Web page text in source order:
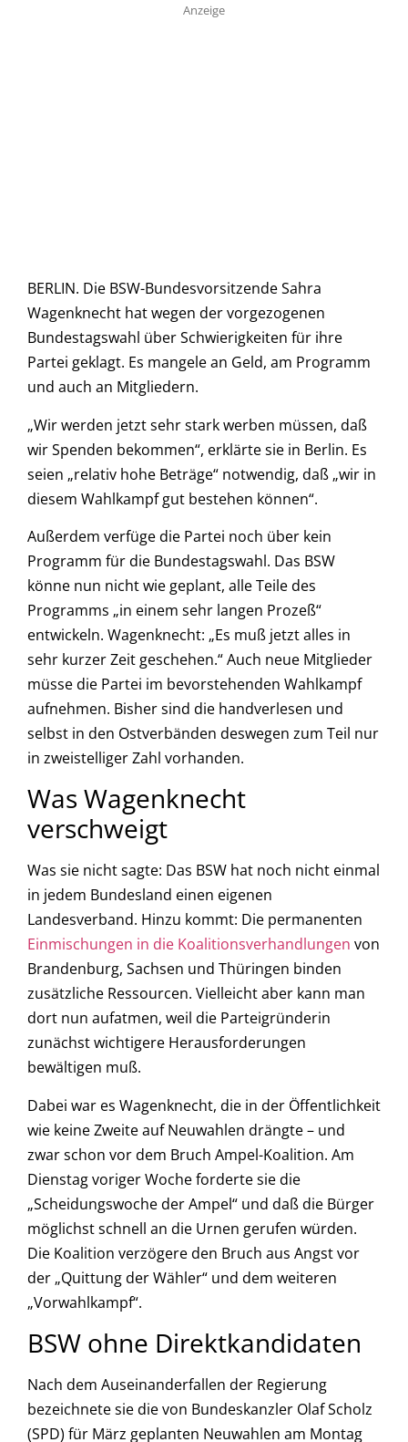
Anzeige
BERLIN. Die BSW-Bundesvorsitzende Sahra
Wagenknecht hat wegen der vorgezogenen
Bundestagswahl über Schwierigkeiten für ihre
Partei geklagt. Es mangele an Geld, am Programm
und auch an Mitgliedern.
„Wir werden jetzt sehr stark werben müssen, daß
wir Spenden bekommen“, erklärte sie in Berlin. Es
seien „relativ hohe Beträge“ notwendig, daß „wir in
diesem Wahlkampf gut bestehen können“.
Außerdem verfüge die Partei noch über kein
Programm für die Bundestagswahl. Das BSW
könne nun nicht wie geplant, alle Teile des
Programms „in einem sehr langen Prozeß“
entwickeln. Wagenknecht: „Es muß jetzt alles in
sehr kurzer Zeit geschehen.“ Auch neue Mitglieder
müsse die Partei im bevorstehenden Wahlkampf
aufnehmen. Bisher sind die handverlesen und
selbst in den Ostverbänden deswegen zum Teil nur
in zweistelliger Zahl vorhanden.
Was Wagenknecht
verschweigt
Was sie nicht sagte: Das BSW hat noch nicht einmal
in jedem Bundesland einen eigenen
Landesverband. Hinzu kommt: Die permanenten
Einmischungen in die Koalitionsverhandlungen von
Brandenburg, Sachsen und Thüringen binden
zusätzliche Ressourcen. Vielleicht aber kann man
dort nun aufatmen, weil die Parteigründerin
zunächst wichtigere Herausforderungen
bewältigen muß.
Dabei war es Wagenknecht, die in der Öffentlichkeit
wie keine Zweite auf Neuwahlen drängte – und
zwar schon vor dem Bruch Ampel-Koalition. Am
Dienstag voriger Woche forderte sie die
„Scheidungswoche der Ampel“ und daß die Bürger
möglichst schnell an die Urnen gerufen würden.
Die Koalition verzögere den Bruch aus Angst vor
der „Quittung der Wähler“ und dem weiteren
„Vorwahlkampf“.
BSW ohne Direktkandidaten
Nach dem Auseinanderfallen der Regierung
bezeichnete sie die von Bundeskanzler Olaf Scholz
(SPD) für März geplanten Neuwahlen am Montag